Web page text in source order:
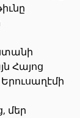
Հայոց
մեր